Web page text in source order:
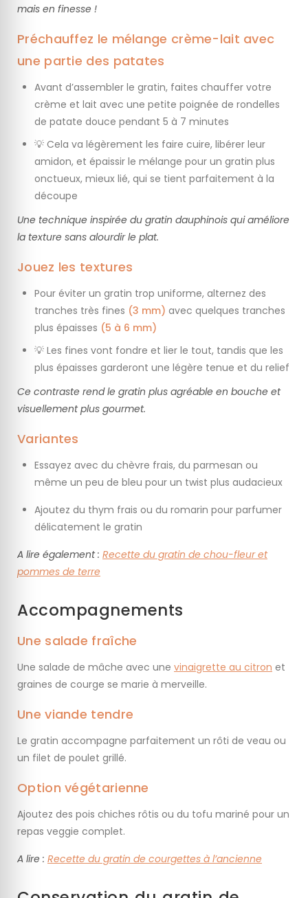
mais en finesse !
Préchauffez le mélange crème-lait avec
une partie des patates
Avant d’assembler le gratin, faites chauffer votre
crème et lait avec une petite poignée de rondelles
de patate douce pendant 5 à 7 minutes
💡 Cela va légèrement les faire cuire, libérer leur
amidon, et épaissir le mélange pour un gratin plus
onctueux, mieux lié, qui se tient parfaitement à la
découpe
Une technique inspirée du gratin dauphinois qui améliore
la texture sans alourdir le plat.
Jouez les textures
Pour éviter un gratin trop uniforme, alternez des
tranches très fines (3 mm) avec quelques tranches
plus épaisses (5 à 6 mm)
💡 Les fines vont fondre et lier le tout, tandis que les
plus épaisses garderont une légère tenue et du relief
Ce contraste rend le gratin plus agréable en bouche et
visuellement plus gourmet.
Variantes
Essayez avec du chèvre frais, du parmesan ou
même un peu de bleu pour un twist plus audacieux
Ajoutez du thym frais ou du romarin pour parfumer
délicatement le gratin
A lire également : Recette du gratin de chou-fleur et
pommes de terre
Accompagnements
Une salade fraîche
Une salade de mâche avec une vinaigrette au citron et
graines de courge se marie à merveille.
Une viande tendre
Le gratin accompagne parfaitement un rôti de veau ou
un filet de poulet grillé.
Option végétarienne
Ajoutez des pois chiches rôtis ou du tofu mariné pour un
repas veggie complet.
A lire : Recette du gratin de courgettes à l’ancienne